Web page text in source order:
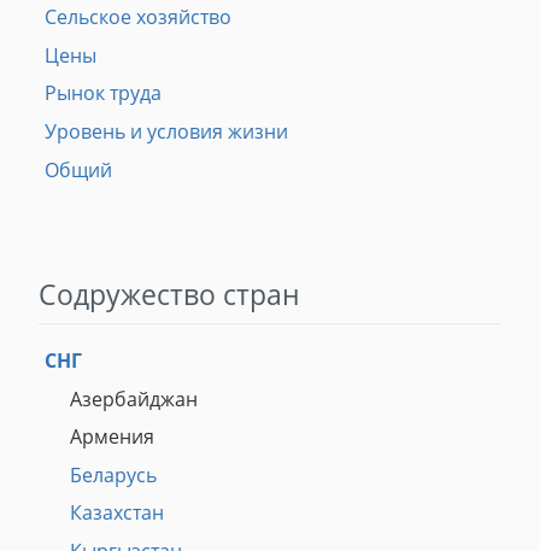
Сельское хозяйство
Цены
Рынок труда
Уровень и условия жизни
Общий
Содружество стран
СНГ
Азербайджан
Армения
Беларусь
Казахстан